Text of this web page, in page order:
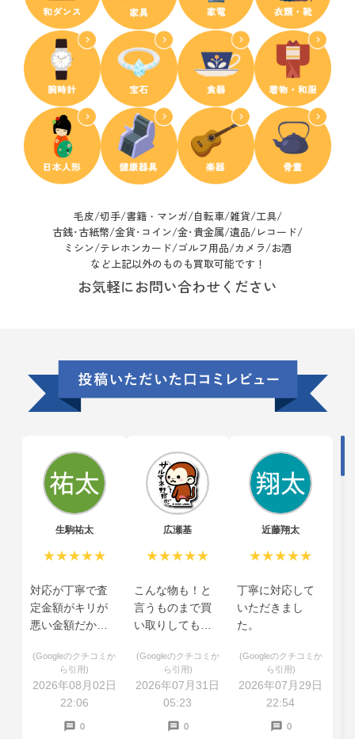
毛皮/切手/書籍・マンガ/自転車/雑貨/工具/
古銭･古紙幣/金貨･コイン/金･貴金属/遺品/レコード/
ミシン/テレホンカード/ゴルフ用品/カメラ/お酒
など上記以外のものも買取可能です！
お気軽にお問い合わせください
生駒祐太
★★★★★
対応が丁寧で査
定金額がキリが
悪い金額だから
てくださいまし
(Googleのクチコミか
ら引用)
2026年08月02日
22:06
0
広瀬基
★★★★★
こんな物も！と
言うものまで買
い取りしてもら
(Googleのクチコミか
ら引用)
2026年07月31日
05:23
0
近藤翔太
★★★★★
丁寧に対応して
いただきまし
た。
(Googleのクチコミか
ら引用)
2026年07月29日
22:54
0